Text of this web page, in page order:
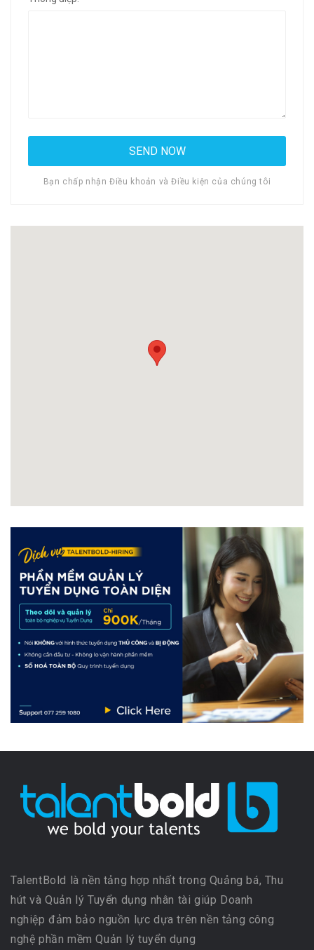
Bạn chấp nhận Điều khoản và Điều kiện của chúng tôi
TalentBold là nền tảng hợp nhất trong Quảng bá, Thu
hút và Quản lý Tuyển dụng nhân tài giúp Doanh
nghiệp đảm bảo nguồn lực dựa trên nền tảng công
nghệ phần mềm Quản lý tuyển dụng